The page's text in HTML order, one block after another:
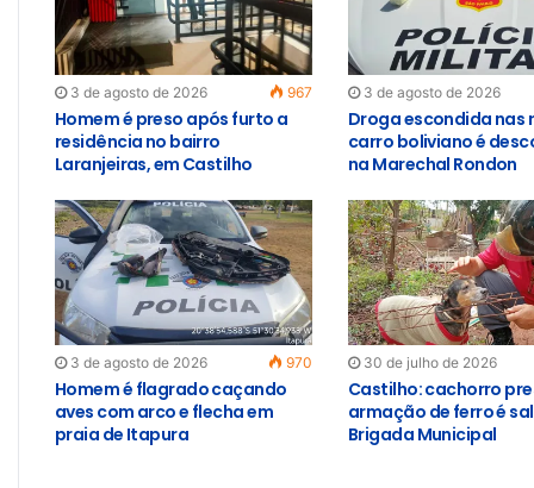
3 de agosto de 2026 967
Homem é preso após furto a
residência no bairro
Laranjeiras, em Castilho
3 de agosto de 2026
Droga escondida nas
carro boliviano é
na Marechal Rondon
3 de agosto de 2026 970
Homem é flagrado caçando
aves com arco e flecha em
praia de Itapura
30 de julho de 2026
Castilho: cachorro
armação de ferro é
Brigada Municipal